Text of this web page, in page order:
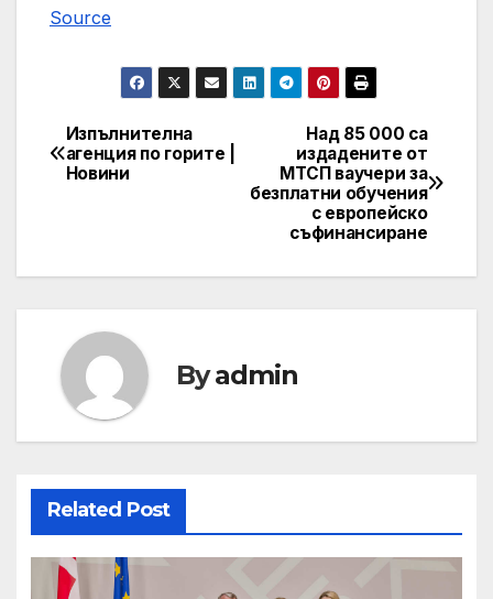
Source
Post
navigation
Над 85 000 са
издадените от
МТСП ваучери за
безплатни обучения
с европейско
съфинансиране
Изпълнителна
агенция по горите |
Новини
Byadmin
Related Post